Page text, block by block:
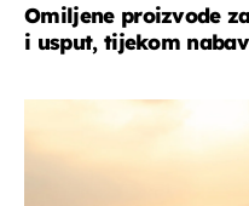
Omiljene proizvode
i usput, tijekom